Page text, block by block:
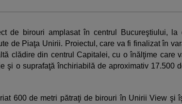
de birouri amplasat în centrul Bucureştiului, la
de Piaţa Unirii. Proiectul, care va fi finalizat în
clădire din centrul Capitalei, cu o înălţime care
şi o suprafaţă închiriabilă de aproximativ 17.500
600 de metri pătraţi de birouri în Unirii View şi